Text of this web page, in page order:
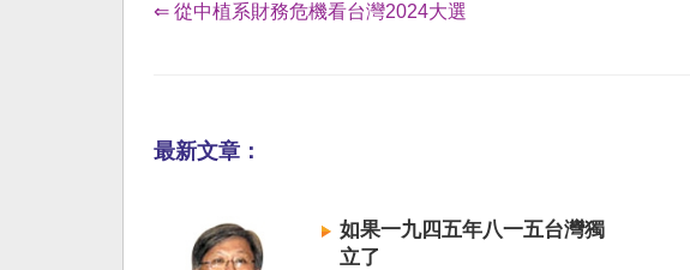
⇐ 從中植系財務危機看台灣2024大選
最新文章：
如果一九四五年八一五台灣獨
立了